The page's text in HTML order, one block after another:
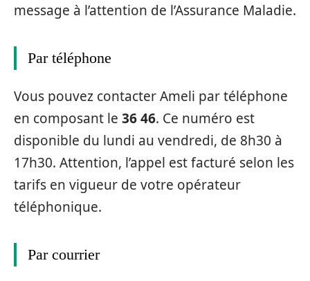
message à l’attention de l’Assurance Maladie.
Par téléphone
Vous pouvez contacter Ameli par téléphone
en composant le 36 46. Ce numéro est
disponible du lundi au vendredi, de 8h30 à
17h30. Attention, l’appel est facturé selon les
tarifs en vigueur de votre opérateur
téléphonique.
Par courrier